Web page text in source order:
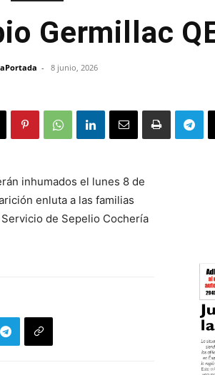
Germillac
- 8 junio, 2026
inhumados el lunes 8 de
enluta a las familias
de Sepelio Cochería